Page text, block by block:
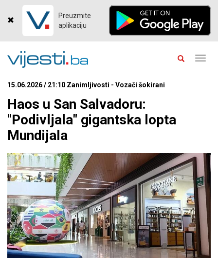
Preuzmite
aplikaciju
15.06.2026 / 21:10 Zanimljivosti - Vozači šokirani
Haos u San Salvadoru:
"Podivljala" gigantska lopta
Mundijala